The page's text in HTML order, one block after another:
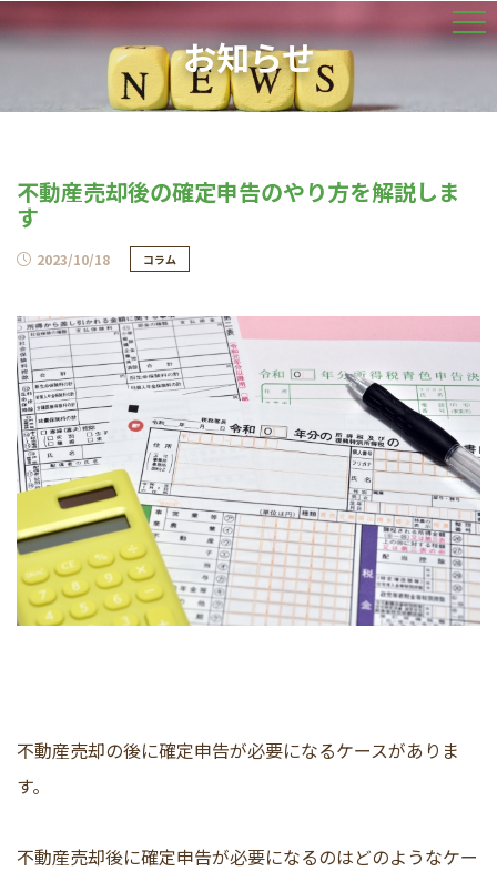
お知らせ
不動産売却後の確定申告のやり方を解説しま
す
2023/10/18 コラム
不動産売却の後に確定申告が必要になるケースがありま
す。
不動産売却後に確定申告が必要になるのはどのようなケー